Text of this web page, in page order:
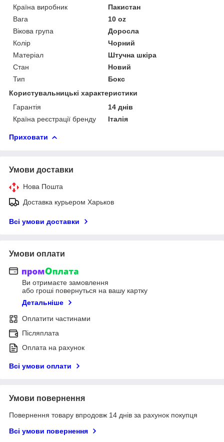
Країна виробник
Пакистан
Вага
10 oz
Вікова група
Доросла
Колір
Чорний
Матеріал
Штучна шкіра
Стан
Новий
Тип
Бокс
Користувальницькі характеристики
Гарантія
14 днів
Країна реєстрації бренду
Італія
Приховати
Умови доставки
Нова Пошта
Доставка курьером Харьков
Всі умови доставки
Умови оплати
Ви отримаєте замовлення
або гроші повернуться на вашу картку
Детальніше
Оплатити частинами
Післяплата
Оплата на рахунок
Всі умови оплати
Умови повернення
Повернення товару впродовж 14 днів за рахунок покупця
Всі умови повернення